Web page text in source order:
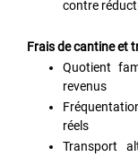
contre
Frais de cantine et
Quotient
revenus
réels
Transport